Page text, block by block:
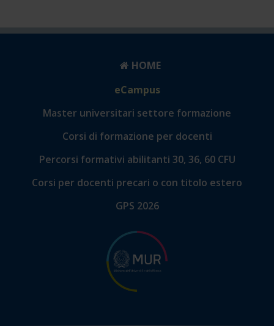
HOME
eCampus
Master universitari settore formazione
Corsi di formazione per docenti
Percorsi formativi abilitanti 30, 36, 60 CFU
Corsi per docenti precari o con titolo estero
GPS 2026